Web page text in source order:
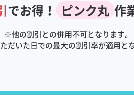
でお得！ ピンク丸 作
※他の割引との併用不可となります。
だいた日での最大の割引率が適用と